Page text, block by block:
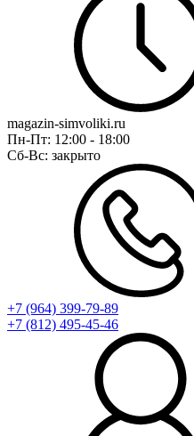
magazin-simvoliki.ru
Пн-Пт: 12:00 - 18:00
Сб-Вс: закрыто
+7 (964) 399-79-89
+7 (812) 495-45-46